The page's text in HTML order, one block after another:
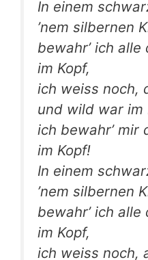
In einem
’nem sil­ber­nen
bewahr’ ich
im Kopf,
ich weiss noch,
und wild war im
ich bewahr’ mir
im Kopf!
In einem
’nem sil­ber­nen
bewahr’ ich
im Kopf,
ich weiss noch,